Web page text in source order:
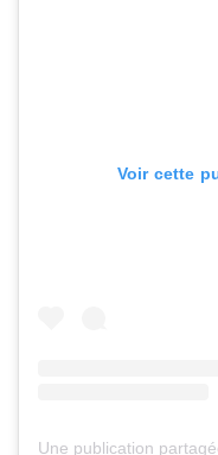
Voir cette